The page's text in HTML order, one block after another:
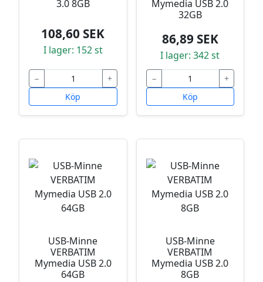
3.0 8GB
108,60 SEK
I lager: 152 st
−
+
Köp
Mymedia USB 2.0
32GB
86,89 SEK
I lager: 342 st
−
+
Köp
USB-Minne
VERBATIM
Mymedia USB 2.0
64GB
USB-Minne
VERBATIM
Mymedia USB 2.0
8GB